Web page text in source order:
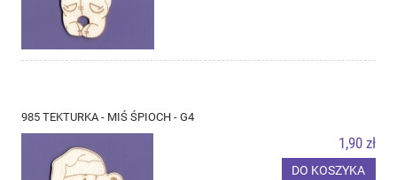
985 TEKTURKA - MIŚ ŚPIOCH - G4
1,90 zł
DO KOSZYKA